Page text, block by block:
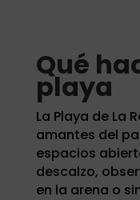
Qué
playa
La Playa de La
amantes del
espacios
descalzo,
en la arena o